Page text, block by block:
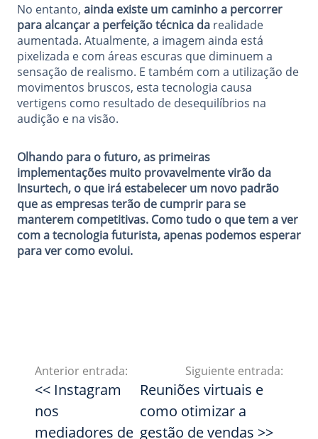
No entanto, ainda existe um caminho a percorrer
para alcançar a perfeição técnica da realidade
aumentada. Atualmente, a imagem ainda está
pixelizada e com áreas escuras que diminuem a
sensação de realismo. E também com a utilização de
movimentos bruscos, esta tecnologia causa
vertigens como resultado de desequilíbrios na
audição e na visão.
Olhando para o futuro, as primeiras
implementações muito provavelmente virão da
Insurtech, o que irá estabelecer um novo padrão
que as empresas terão de cumprir para se
manterem competitivas. Como tudo o que tem a ver
com a tecnologia futurista, apenas podemos esperar
para ver como evolui.
Anterior entrada:
<< Instagram
nos
mediadores de
Siguiente entrada:
Reuniões virtuais e
como otimizar a
gestão de vendas >>